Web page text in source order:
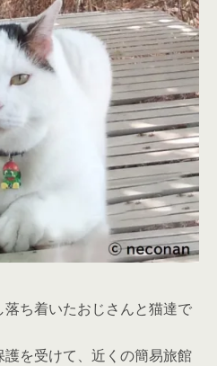
ち着いたおじさんと猫達で
を受けて、近くの簡易旅館